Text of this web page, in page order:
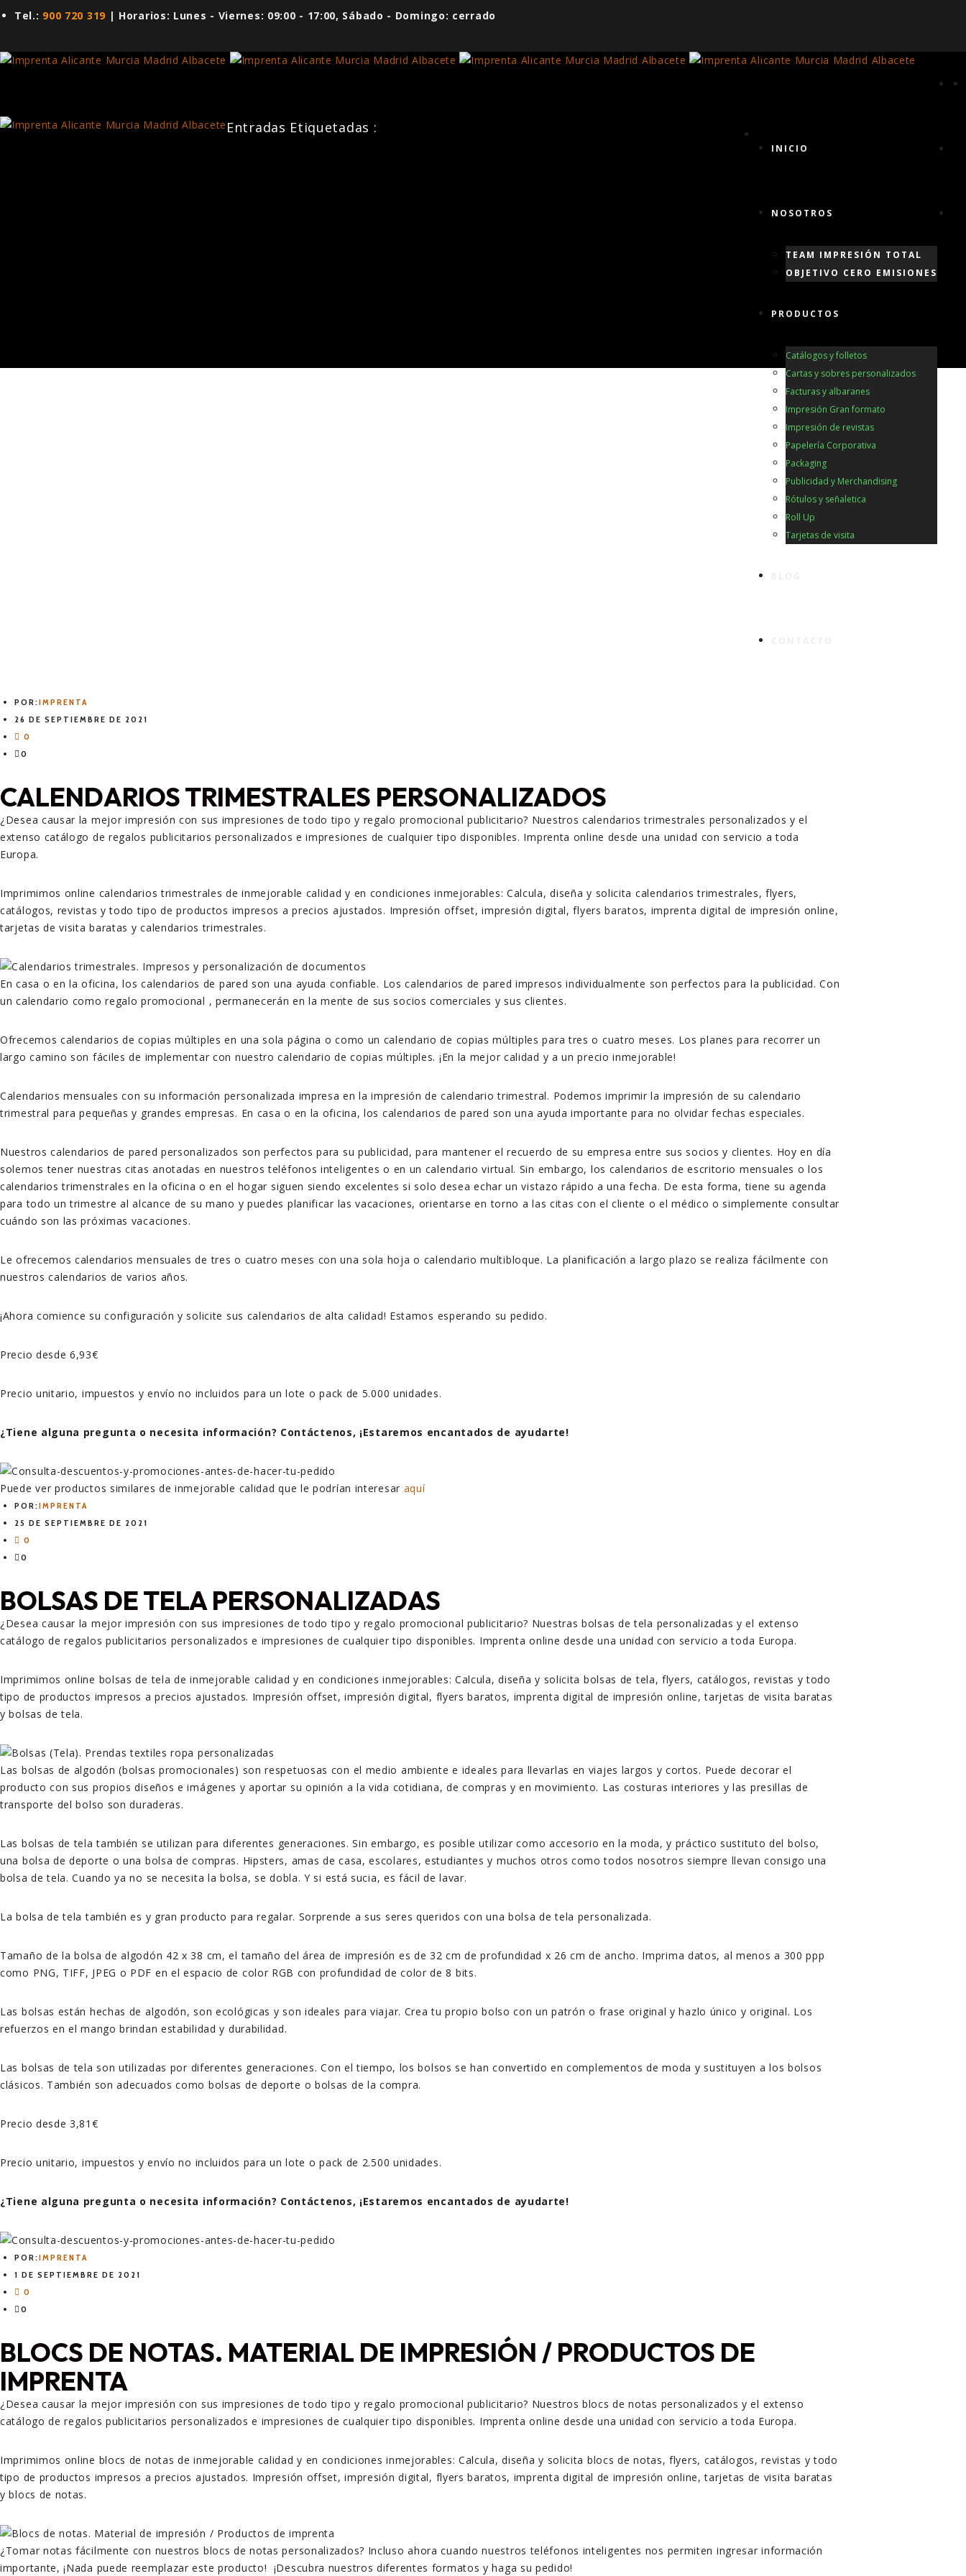
Tel.: 900 720 319 | Horarios: Lunes - Viernes: 09:00 - 17:00, Sábado - Domingo: cerrado
INICIO
NOSOTROS
TEAM IMPRESIÓN TOTAL
OBJETIVO CERO EMISIONES
PRODUCTOS
Catálogos y folletos
Cartas y sobres personalizados
Facturas y albaranes
Impresión Gran formato
Impresión de revistas
Papelería Corporativa
Packaging
Publicidad y Merchandising
Rótulos y señaletica
Roll Up
Tarjetas de visita
Entradas Etiquetadas :
regalos prácticos
POR:IMPRENTA
26 DE SEPTIEMBRE DE 2021
0
0
CALENDARIOS TRIMESTRALES PERSONALIZADOS
¿Desea causar la mejor impresión con sus impresiones de todo tipo y regalo promocional publicitario? Nuestros calendarios trimestrales personalizados y el
extenso catálogo de regalos publicitarios personalizados e impresiones de cualquier tipo disponibles. Imprenta online desde una unidad con servicio a toda
Europa.
Imprimimos online calendarios trimestrales de inmejorable calidad y en condiciones inmejorables: Calcula, diseña y solicita calendarios trimestrales, flyers,
catálogos, revistas y todo tipo de productos impresos a precios ajustados. Impresión offset, impresión digital, flyers baratos, imprenta digital de impresión online,
tarjetas de visita baratas y calendarios trimestrales.
En casa o en la oficina, los calendarios de pared son una ayuda confiable. Los calendarios de pared impresos individualmente son perfectos para la publicidad. Con
un calendario como regalo promocional , permanecerán en la mente de sus socios comerciales y sus clientes.
Ofrecemos calendarios de copias múltiples en una sola página o como un calendario de copias múltiples para tres o cuatro meses. Los planes para recorrer un
largo camino son fáciles de implementar con nuestro calendario de copias múltiples. ¡En la mejor calidad y a un precio inmejorable!
Calendarios mensuales con su información personalizada impresa en la impresión de calendario trimestral. Podemos imprimir la impresión de su calendario
trimestral para pequeñas y grandes empresas. En casa o en la oficina, los calendarios de pared son una ayuda importante para no olvidar fechas especiales.
Nuestros calendarios de pared personalizados son perfectos para su publicidad, para mantener el recuerdo de su empresa entre sus socios y clientes. Hoy en día
solemos tener nuestras citas anotadas en nuestros teléfonos inteligentes o en un calendario virtual. Sin embargo, los calendarios de escritorio mensuales o los
calendarios trimenstrales en la oficina o en el hogar siguen siendo excelentes si solo desea echar un vistazo rápido a una fecha. De esta forma, tiene su agenda
para todo un trimestre al alcance de su mano y puedes planificar las vacaciones, orientarse en torno a las citas con el cliente o el médico o simplemente consultar
cuándo son las próximas vacaciones.
Le ofrecemos calendarios mensuales de tres o cuatro meses con una sola hoja o calendario multibloque. La planificación a largo plazo se realiza fácilmente con
nuestros calendarios de varios años.
¡Ahora comience su configuración y solicite sus calendarios de alta calidad! Estamos esperando su pedido.
Precio desde 6,93€
Precio unitario, impuestos y envío no incluidos para un lote o pack de 5.000 unidades.
¿Tiene alguna pregunta o necesita información? Contáctenos, ¡Estaremos encantados de ayudarte!
Puede ver productos similares de inmejorable calidad que le podrían interesar aquí
POR:IMPRENTA
25 DE SEPTIEMBRE DE 2021
0
0
BOLSAS DE TELA PERSONALIZADAS
¿Desea causar la mejor impresión con sus impresiones de todo tipo y regalo promocional publicitario? Nuestras bolsas de tela personalizadas y el extenso
catálogo de regalos publicitarios personalizados e impresiones de cualquier tipo disponibles. Imprenta online desde una unidad con servicio a toda Europa.
Imprimimos online bolsas de tela de inmejorable calidad y en condiciones inmejorables: Calcula, diseña y solicita bolsas de tela, flyers, catálogos, revistas y todo
tipo de productos impresos a precios ajustados. Impresión offset, impresión digital, flyers baratos, imprenta digital de impresión online, tarjetas de visita baratas
y bolsas de tela.
Las bolsas de algodón (bolsas promocionales) son respetuosas con el medio ambiente e ideales para llevarlas en viajes largos y cortos. Puede decorar el
producto con sus propios diseños e imágenes y aportar su opinión a la vida cotidiana, de compras y en movimiento. Las costuras interiores y las presillas de
transporte del bolso son duraderas.
Las bolsas de tela también se utilizan para diferentes generaciones. Sin embargo, es posible utilizar como accesorio en la moda, y práctico sustituto del bolso,
una bolsa de deporte o una bolsa de compras. Hipsters, amas de casa, escolares, estudiantes y muchos otros como todos nosotros siempre llevan consigo una
bolsa de tela. Cuando ya no se necesita la bolsa, se dobla. Y si está sucia, es fácil de lavar.
La bolsa de tela también es y gran producto para regalar. Sorprende a sus seres queridos con una bolsa de tela personalizada.
Tamaño de la bolsa de algodón 42 x 38 cm, el tamaño del área de impresión es de 32 cm de profundidad x 26 cm de ancho. Imprima datos, al menos a 300 ppp
como PNG, TIFF, JPEG o PDF en el espacio de color RGB con profundidad de color de 8 bits.
Las bolsas están hechas de algodón, son ecológicas y son ideales para viajar. Crea tu propio bolso con un patrón o frase original y hazlo único y original. Los
refuerzos en el mango brindan estabilidad y durabilidad.
Las bolsas de tela son utilizadas por diferentes generaciones. Con el tiempo, los bolsos se han convertido en complementos de moda y sustituyen a los bolsos
clásicos. También son adecuados como bolsas de deporte o bolsas de la compra.
Precio desde 3,81€
Precio unitario, impuestos y envío no incluidos para un lote o pack de 2.500 unidades.
¿Tiene alguna pregunta o necesita información? Contáctenos, ¡Estaremos encantados de ayudarte!
POR:IMPRENTA
1 DE SEPTIEMBRE DE 2021
0
0
BLOCS DE NOTAS. MATERIAL DE IMPRESIÓN / PRODUCTOS DE
IMPRENTA
¿Desea causar la mejor impresión con sus impresiones de todo tipo y regalo promocional publicitario? Nuestros blocs de notas personalizados y el extenso
catálogo de regalos publicitarios personalizados e impresiones de cualquier tipo disponibles. Imprenta online desde una unidad con servicio a toda Europa.
Imprimimos online blocs de notas de inmejorable calidad y en condiciones inmejorables: Calcula, diseña y solicita blocs de notas, flyers, catálogos, revistas y todo
tipo de productos impresos a precios ajustados. Impresión offset, impresión digital, flyers baratos, imprenta digital de impresión online, tarjetas de visita baratas
y blocs de notas.
¿Tomar notas fácilmente con nuestros blocs de notas personalizados? Incluso ahora cuando nuestros teléfonos inteligentes nos permiten ingresar información
importante, ¡Nada puede reemplazar este producto! ¡Descubra nuestros diferentes formatos y haga su pedido!